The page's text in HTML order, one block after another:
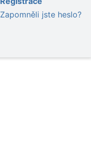
Zapomněli jste heslo?